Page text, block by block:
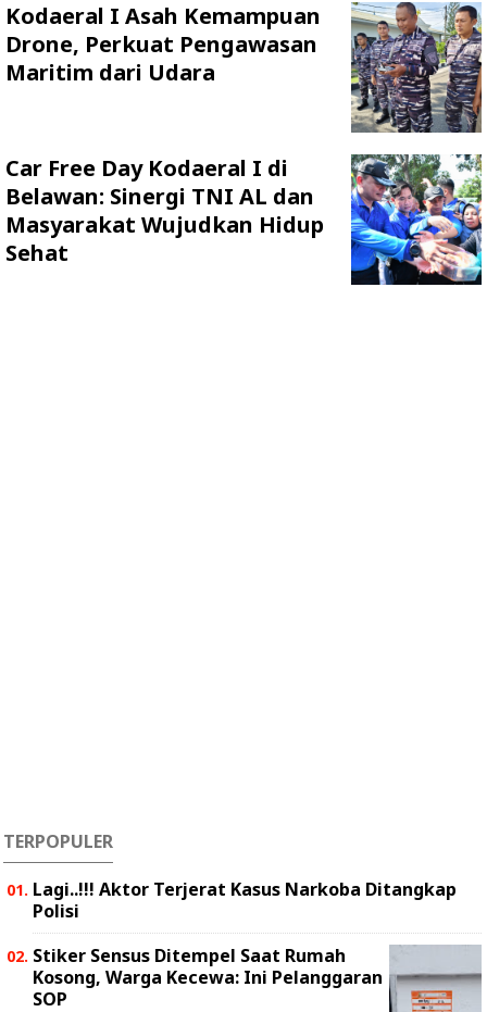
Kodaeral I Asah Kemampuan
Drone, Perkuat Pengawasan
Maritim dari Udara
Car Free Day Kodaeral I di
Belawan: Sinergi TNI AL dan
Masyarakat Wujudkan Hidup
Sehat
TERPOPULER
Lagi..!!! Aktor Terjerat Kasus Narkoba Ditangkap
Polisi
Stiker Sensus Ditempel Saat Rumah
Kosong, Warga Kecewa: Ini Pelanggaran
SOP